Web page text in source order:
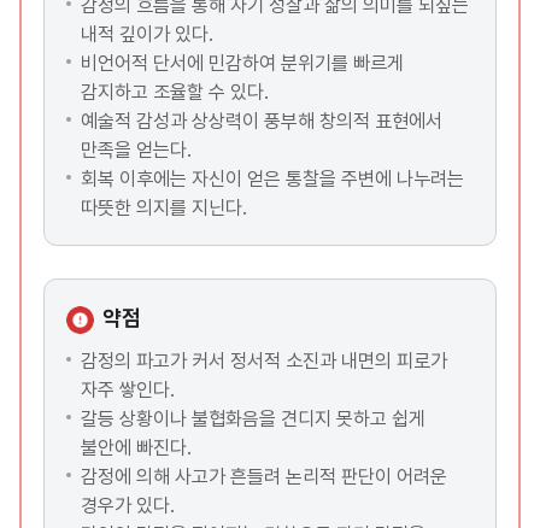
감정의 흐름을 통해 자기 성찰과 삶의 의미를 되짚는
내적 깊이가 있다.
비언어적 단서에 민감하여 분위기를 빠르게
감지하고 조율할 수 있다.
예술적 감성과 상상력이 풍부해 창의적 표현에서
만족을 얻는다.
회복 이후에는 자신이 얻은 통찰을 주변에 나누려는
따뜻한 의지를 지닌다.
약점
감정의 파고가 커서 정서적 소진과 내면의 피로가
자주 쌓인다.
갈등 상황이나 불협화음을 견디지 못하고 쉽게
불안에 빠진다.
감정에 의해 사고가 흔들려 논리적 판단이 어려운
경우가 있다.